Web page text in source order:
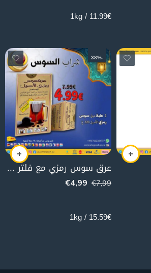
11.99€ / 1kg
-38%
عرق سوس رمزي مع فلتر (2 علبة) عرض
€7,99
€4,99
15.59€ / 1kg